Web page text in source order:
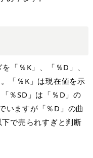
「％ K 」、「％D 」、
「％ K 」は現在値を示
％SD 」は「％ D 」の
いますが「％ D 」の曲
下で売られすぎと判断